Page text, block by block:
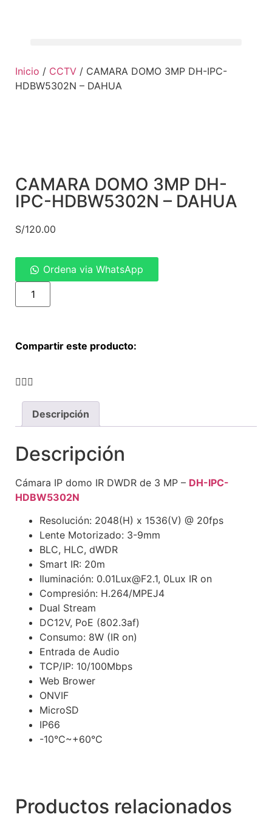
Inicio / CCTV / CAMARA DOMO 3MP DH-IPC-
HDBW5302N – DAHUA
CAMARA DOMO 3MP DH-
IPC-HDBW5302N – DAHUA
S/120.00
Ordena via WhatsApp
Compartir este producto:
Descripción
Descripción
Cámara IP domo IR DWDR de 3 MP – DH-IPC-
HDBW5302N
Resolución: 2048(H) x 1536(V) @ 20fps
Lente Motorizado: 3-9mm
BLC, HLC, dWDR
Smart IR: 20m
Iluminación: 0.01Lux@F2.1, 0Lux IR on
Compresión: H.264/MPEJ4
Dual Stream
DC12V, PoE (802.3af)
Consumo: 8W (IR on)
Entrada de Audio
TCP/IP: 10/100Mbps
Web Brower
ONVIF
MicroSD
IP66
-10°C~+60°C
Productos relacionados